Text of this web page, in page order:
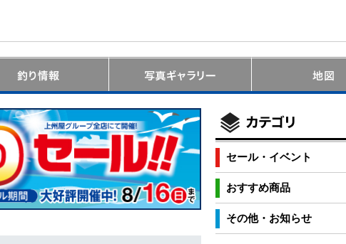
セール・イベント
おすすめ商品
その他・お知らせ